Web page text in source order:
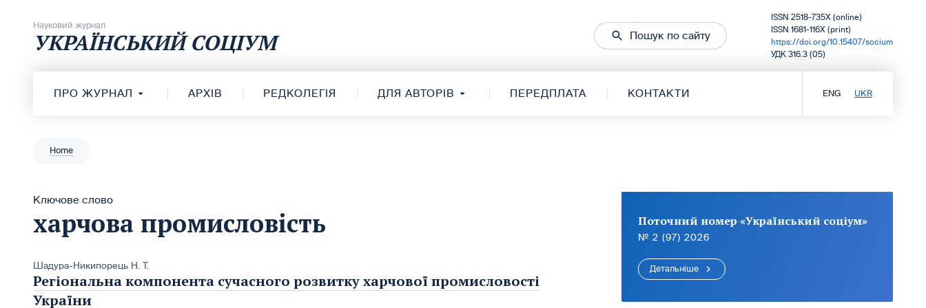
Науковий журнал
УКРАЇНСЬКИЙ СОЦІУМ Пошук по сайту
ISSN 2518-735X (online)
ISSN 1681-116X (print)
https://doi.org/10.15407/socium
УДК 316.3 (05)
ПРО ЖУРНАЛ АРХІВ РЕДКОЛЕГІЯ ДЛЯ АВТОРІВ ПЕРЕДПЛАТА КОНТАКТИ ENG UKR
Home
Ключове слово
харчова промисловість
Шадура-Никипорець Н. Т.
Регіональна компонента сучасного розвитку харчової промисловості
України
Поточний номер «Український соціум»
№ 2 (97) 2026
Детальніше